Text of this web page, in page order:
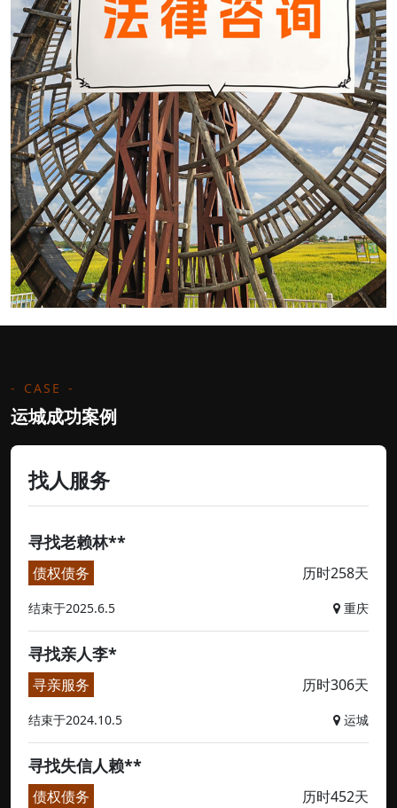
CASE
运城成功案例
找人服务
寻找老赖林**
债权债务 历时258天
结束于2025.6.5 重庆
寻找亲人李*
寻亲服务 历时306天
结束于2024.10.5 运城
寻找失信人赖**
债权债务 历时452天